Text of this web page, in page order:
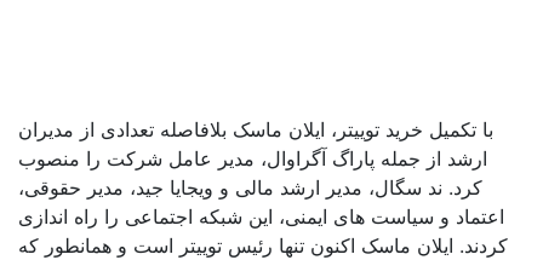
با تکمیل خرید توییتر، ایلان ماسک بلافاصله تعدادی از مدیران
ارشد از جمله پاراگ آگراوال، مدیر عامل شرکت را منصوب
کرد. ند سگال، مدیر ارشد مالی و ویجایا جید، مدیر حقوقی،
اعتماد و سیاست های ایمنی، این شبکه اجتماعی را راه اندازی
کردند. ایلان ماسک اکنون تنها رئیس توییتر است و همانطور که